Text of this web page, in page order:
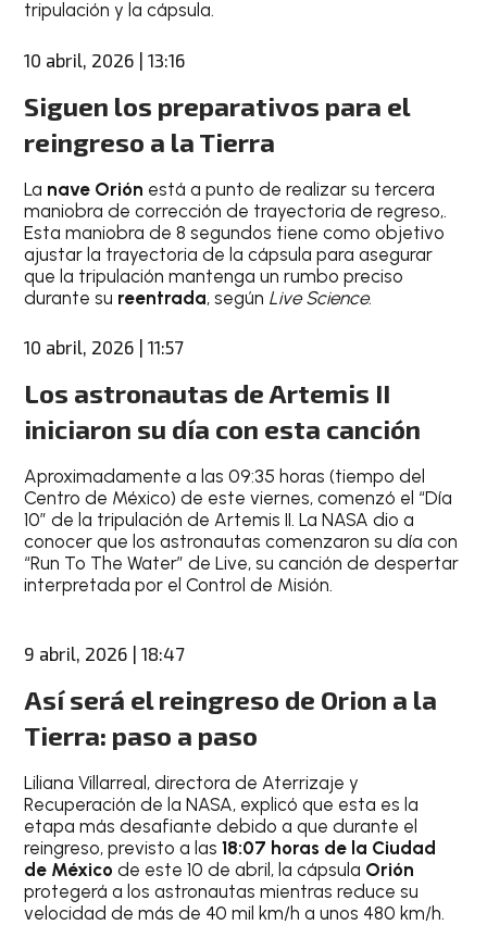
tripulación y la cápsula.
10 abril, 2026 | 13:16
Siguen los preparativos para el
reingreso a la Tierra
La nave Orión está a punto de realizar su tercera
maniobra de corrección de trayectoria de regreso,.
Esta maniobra de 8 segundos tiene como objetivo
ajustar la trayectoria de la cápsula para asegurar
que la tripulación mantenga un rumbo preciso
durante su reentrada, según Live Science.
10 abril, 2026 | 11:57
Los astronautas de Artemis II
iniciaron su día con esta canción
Aproximadamente a las 09:35 horas (tiempo del
Centro de México) de este viernes, comenzó el “Día
10” de la tripulación de Artemis II. La NASA dio a
conocer que los astronautas comenzaron su día con
“Run To The Water” de Live, su canción de despertar
interpretada por el Control de Misión.
9 abril, 2026 | 18:47
Así será el reingreso de Orion a la
Tierra: paso a paso
Liliana Villarreal, directora de Aterrizaje y
Recuperación de la NASA, explicó que esta es la
etapa más desafiante debido a que durante el
reingreso, previsto a las18:07 horas de la Ciudad
de México de este 10 de abril, la cápsula Orión
protegerá a los astronautas mientras reduce su
velocidad de más de 40 mil km/h a unos 480 km/h.